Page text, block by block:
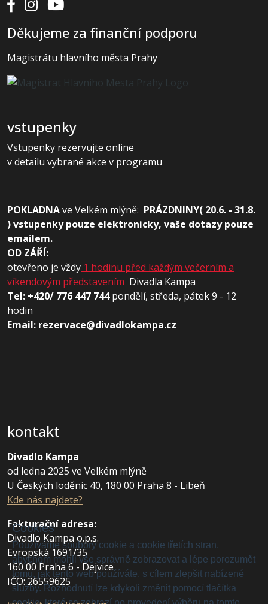
Děkujeme za finanční podporu
Magistrátu hlavního města Prahy
vstupenky
Vstupenky rezervujte online
v detailu vybrané akce v programu
POKLADNAve Velkém mlýně: PRÁZDNINY( 20.6. - 31.8.
) vstupenky pouze elektronicky, vaše dotazy pouze
emailem.
OD ZÁŘÍ:
otevřeno je vždy 1 hodinu před každým večerním a
víkendovým představením Divadla Kampa
Tel: +420/ 776 447 744pondělí, středa, pátek 9 - 12
hodin
Email: rezervace@divadlokampa.cz
kontakt
Divadlo Kampa
od ledna 2025 ve Velkém mlýně
U Českých loděnic 40, 180 00 Praha 8 - Libeň
Kde nás najdete?
Fakturační adresa:
Divadlo Kampa o.p.s.
Evropská 1691/35
160 00 Praha 6 - Dejvice
IČO: 26559625
Cookies
Používáme soubory cookie a cookie třetích stran,
abychom mohli vše správně zobrazovat a lépe porozumět
tomu, jak tento web používáte, s cílem zlepšit nabízené
služby. Rozhodnutí lze kdykoli změnit pomocí tlačítka